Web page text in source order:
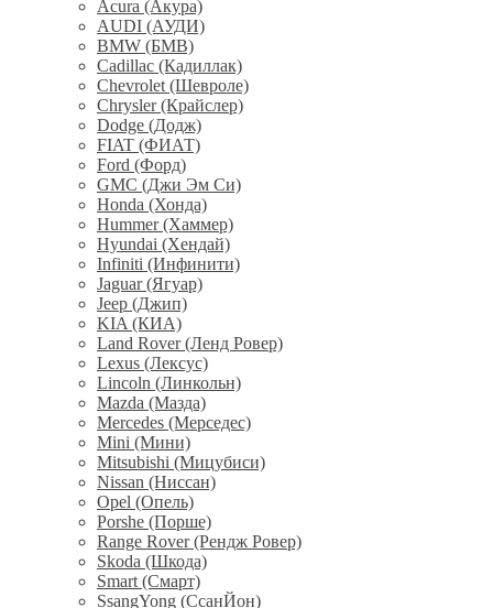
Acura (Акура)
AUDI (АУДИ)
BMW (БМВ)
Cadillac (Кадиллак)
Chevrolet (Шевроле)
Chrysler (Крайслер)
Dodge (Додж)
FIAT (ФИАТ)
Ford (Форд)
GMC (Джи Эм Си)
Honda (Хонда)
Hummer (Хаммер)
Hyundai (Хендай)
Infiniti (Инфинити)
Jaguar (Ягуар)
Jeep (Джип)
KIA (КИА)
Land Rover (Ленд Ровер)
Lexus (Лексус)
Lincoln (Линкольн)
Mazda (Мазда)
Mercedes (Мерседес)
Mini (Мини)
Mitsubishi (Мицубиси)
Nissan (Ниссан)
Opel (Опель)
Porshe (Порше)
Range Rover (Рендж Ровер)
Skoda (Шкода)
Smart (Смарт)
SsangYong (СсанЙон)